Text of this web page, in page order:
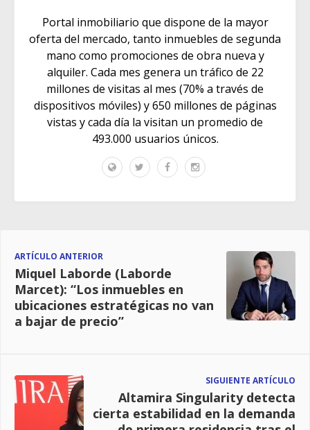
Portal inmobiliario que dispone de la mayor
oferta del mercado, tanto inmuebles de segunda
mano como promociones de obra nueva y
alquiler. Cada mes genera un tráfico de 22
millones de visitas al mes (70% a través de
dispositivos móviles) y 650 millones de páginas
vistas y cada día la visitan un promedio de
493.000 usuarios únicos.
ARTÍCULO ANTERIOR
Miquel Laborde (Laborde
Marcet): “Los inmuebles en
ubicaciones estratégicas no van
a bajar de precio”
SIGUIENTE ARTÍCULO
Altamira Singularity detecta
cierta estabilidad en la demanda